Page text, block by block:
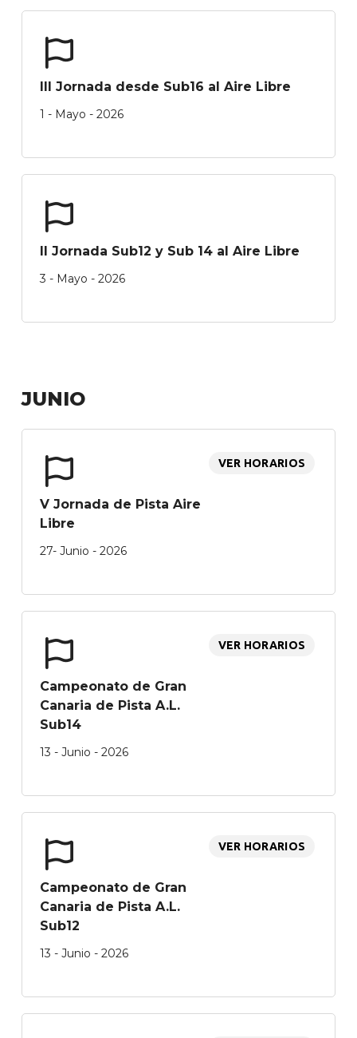
III Jornada desde Sub16 al Aire Libre
1 - Mayo - 2026
II Jornada Sub12 y Sub 14 al Aire Libre
3 - Mayo - 2026
JUNIO
V Jornada de Pista Aire
Libre
27- Junio - 2026
VER HORARIOS
Campeonato de Gran
Canaria de Pista A.L.
Sub14
13 - Junio - 2026
VER HORARIOS
Campeonato de Gran
Canaria de Pista A.L.
Sub12
13 - Junio - 2026
VER HORARIOS